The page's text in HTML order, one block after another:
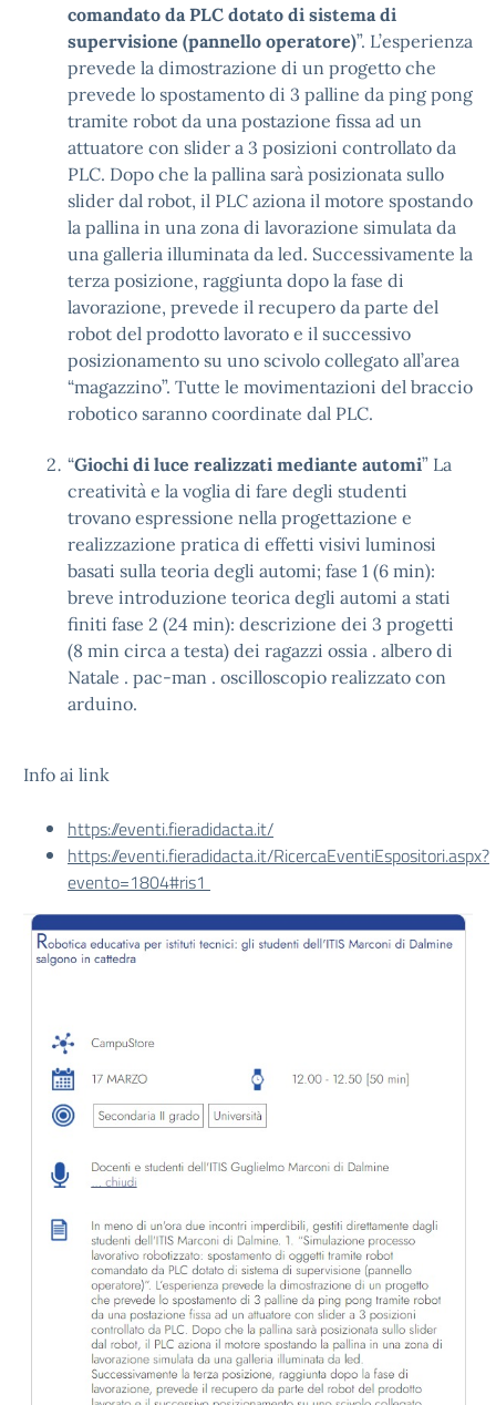
comandato da PLC dotato di sistema di
supervisione (pannello operatore)”. L’esperienza
prevede la dimostrazione di un progetto che
prevede lo spostamento di 3 palline da ping pong
tramite robot da una postazione fissa ad un
attuatore con slider a 3 posizioni controllato da
PLC. Dopo che la pallina sarà posizionata sullo
slider dal robot, il PLC aziona il motore spostando
la pallina in una zona di lavorazione simulata da
una galleria illuminata da led. Successivamente la
terza posizione, raggiunta dopo la fase di
lavorazione, prevede il recupero da parte del
robot del prodotto lavorato e il successivo
posizionamento su uno scivolo collegato all’area
“magazzino”. Tutte le movimentazioni del braccio
robotico saranno coordinate dal PLC.
“Giochi di luce realizzati mediante automi” La
creatività e la voglia di fare degli studenti
trovano espressione nella progettazione e
realizzazione pratica di effetti visivi luminosi
basati sulla teoria degli automi; fase 1 (6 min):
breve introduzione teorica degli automi a stati
finiti fase 2 (24 min): descrizione dei 3 progetti
(8 min circa a testa) dei ragazzi ossia . albero di
Natale . pac-man . oscilloscopio realizzato con
arduino.
Info ai link
https://eventi.fieradidacta.it/
https://eventi.fieradidacta.it/RicercaEventiEspositori.aspx?
evento=1804#ris1